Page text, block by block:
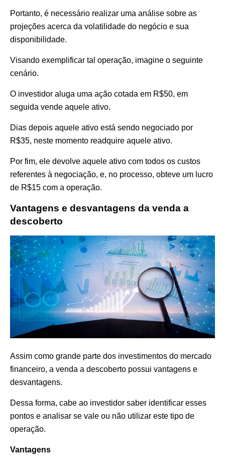
Portanto, é necessário realizar uma análise sobre as
projeções acerca da volatilidade do negócio e sua
disponibilidade.
Visando exemplificar tal operação, imagine o seguinte
cenário.
O investidor aluga uma ação cotada em R$50, em
seguida vende aquele ativo.
Dias depois aquele ativo está sendo negociado por
R$35, neste momento readquire aquele ativo.
Por fim, ele devolve aquele ativo com todos os custos
referentes à negociação, e, no processo, obteve um lucro
de R$15 com a operação.
Vantagens e desvantagens da venda a
descoberto
Assim como grande parte dos investimentos do mercado
financeiro, a venda a descoberto possui vantagens e
desvantagens.
Dessa forma, cabe ao investidor saber identificar esses
pontos e analisar se vale ou não utilizar este tipo de
operação.
Vantagens